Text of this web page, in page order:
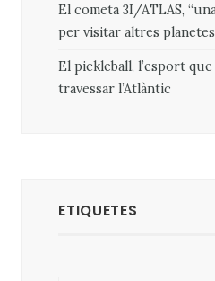
El cometa 3I/ATLAS,
per visitar altres planetes
El pickleball, l’esport
travessar l’Atlàntic
ETIQUETES